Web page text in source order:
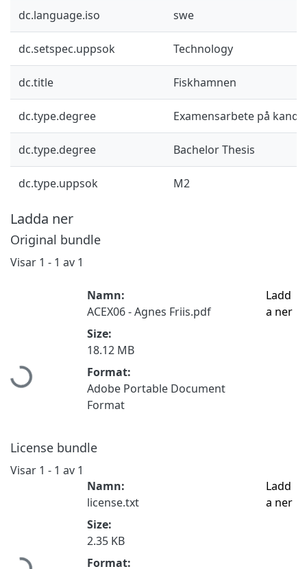
dc.language.iso swe
dc.setspec.uppsok Technology
dc.title Fiskhamnen
dc.type.degree Examensarbete på
dc.type.degree Bachelor Thesis
dc.type.uppsok M2
Ladda ner
Original bundle
Visar 1 - 1 av 1
Hämtar...
Namn:
ACEX06 - Agnes Friis.pdf
Size:
18.12 MB
Format:
Adobe Portable Document
Format
Ladd
a ner
License bundle
Visar 1 - 1 av 1
Hämtar...
Namn:
license.txt
Size:
2.35 KB
Format:
Ladd
a ner